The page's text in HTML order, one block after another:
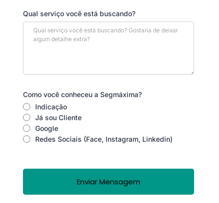
Qual serviço você está buscando?
Como você conheceu a Segmáxima?
Indicação
Já sou Cliente
Google
Redes Sociais (Face, Instagram, Linkedin)
Enviar Mensagem